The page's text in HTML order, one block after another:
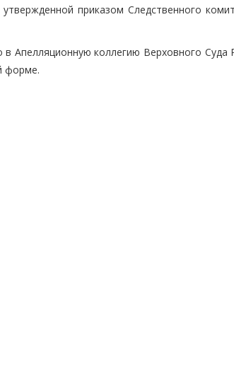
приказом Следственного
Апелляционную коллегию Верховного Суда
форме.